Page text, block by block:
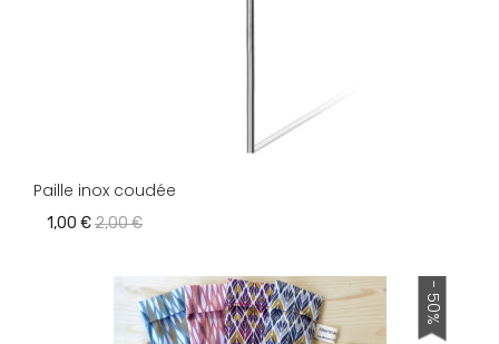
Paille inox coudée
1,00 €2,00 €
- 50%